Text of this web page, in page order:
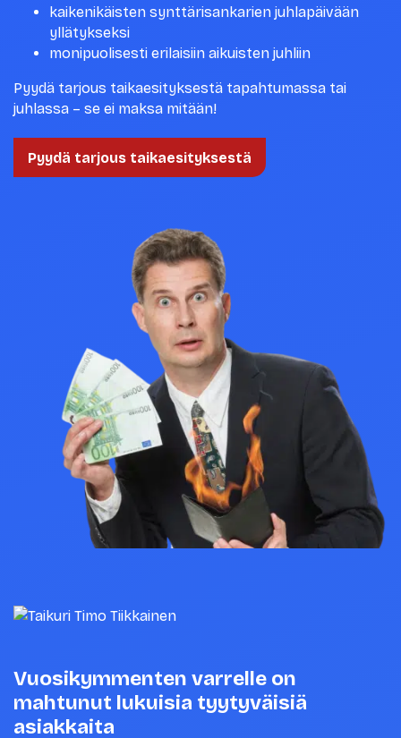
kaikenikäisten synttärisankarien juhlapäivään
yllätykseksi
monipuolisesti erilaisiin aikuisten juhliin
Pyydä tarjous taikaesityksestä tapahtumassa tai
juhlassa – se ei maksa mitään!
Pyydä tarjous taikaesityksestä
Vuosikymmenten varrelle on
mahtunut lukuisia tyytyväisiä
asiakkaita